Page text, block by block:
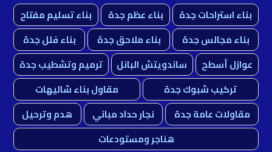
بناء استراحات جدة
بناء عظم جدة
بناء تسليم مفتاح
بناء مجالس جدة
بناء ملاحق جدة
بناء فلل جدة
عوازل أسطح
ساندويتش البانل
ترميم وتشطيب جدة
تركيب شبوك جدة
مقاول بناء شاليهات
مقاولات عامة جدة
نجار حداد مباني
هدم وترحيل
هناجر ومستودعات